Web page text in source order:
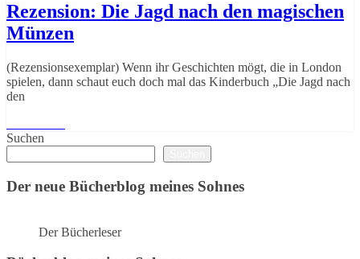
Rezension: Die Jagd nach den magischen
Münzen
(Rezensionsexemplar) Wenn ihr Geschichten mögt, die in London
spielen, dann schaut euch doch mal das Kinderbuch „Die Jagd nach
den
Suchen
Der neue Bücherblog meines Sohnes
Der Bücherleser